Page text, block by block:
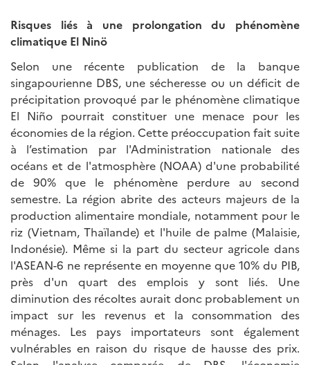
Risques liés à une prolongation du phénomène
climatique El Ninö
Selon une récente publication de la banque
singapourienne DBS, une sécheresse ou un déficit de
précipitation provoqué par le phénomène climatique
El Niño pourrait constituer une menace pour les
économies de la région. Cette préoccupation fait suite
à l’estimation par l'Administration nationale des
océans et de l'atmosphère (NOAA) d'une probabilité
de 90% que le phénomène perdure au second
semestre. La région abrite des acteurs majeurs de la
production alimentaire mondiale, notamment pour le
riz (Vietnam, Thaïlande) et l'huile de palme (Malaisie,
Indonésie). Même si la part du secteur agricole dans
l'ASEAN-6 ne représente en moyenne que 10% du PIB,
près d'un quart des emplois y sont liés. Une
diminution des récoltes aurait donc probablement un
impact sur les revenus et la consommation des
ménages. Les pays importateurs sont également
vulnérables en raison du risque de hausse des prix.